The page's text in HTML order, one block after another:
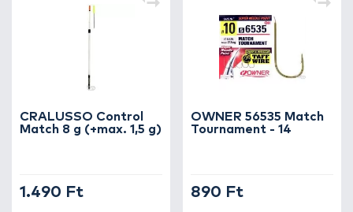
CRALUSSO Control
Match 8 g (+max. 1,5 g)
1.490 Ft
OWNER 56535 Match
Tournament - 14
890 Ft